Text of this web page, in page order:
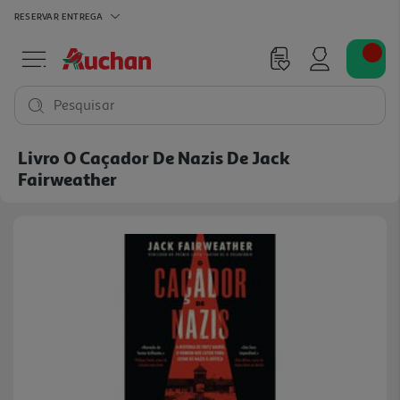
RESERVAR ENTREGA
Pesquisar
Livro O Caçador De Nazis De Jack
Fairweather